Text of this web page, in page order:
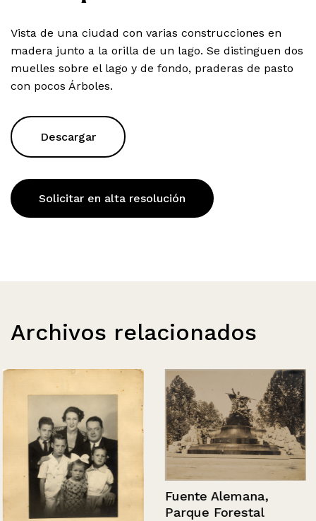
Vista de una ciudad con varias construcciones en
madera junto a la orilla de un lago. Se distinguen dos
muelles sobre el lago y de fondo, praderas de pasto
con pocos Árboles.
Descargar
Solicitar en alta resolución
Archivos relacionados
Fuente Alemana,
Parque Forestal